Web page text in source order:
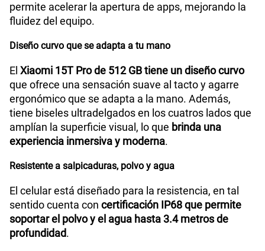
permite acelerar la apertura de apps, mejorando la
fluidez del equipo.
Diseño curvo que se adapta a tu mano
El Xiaomi 15T Pro de 512 GB tiene un diseño curvo
que ofrece una sensación suave al tacto y agarre
ergonómico que se adapta a la mano. Además,
tiene biseles ultradelgados en los cuatros lados que
amplían la superficie visual, lo que brinda una
experiencia inmersiva y moderna.
Resistente a salpicaduras, polvo y agua
El celular está diseñado para la resistencia, en tal
sentido cuenta con certificación IP68 que permite
soportar el polvo y el agua hasta 3.4 metros de
profundidad.